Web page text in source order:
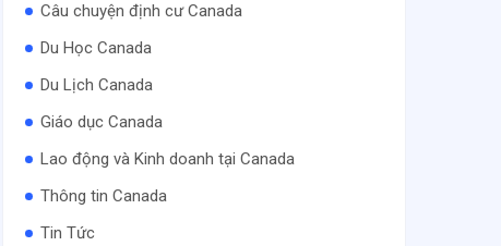
Câu chuyện định cư Canada
Du Học Canada
Du Lịch Canada
Giáo dục Canada
Lao động và Kinh doanh tại Canada
Thông tin Canada
Tin Tức